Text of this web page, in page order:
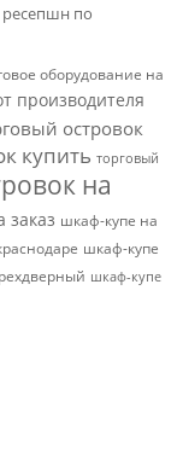
ресепшн по
оборудование на
производителя
островок
купить торговый
на
заказ шкаф-купе на
шкаф-купе
шкаф-купе